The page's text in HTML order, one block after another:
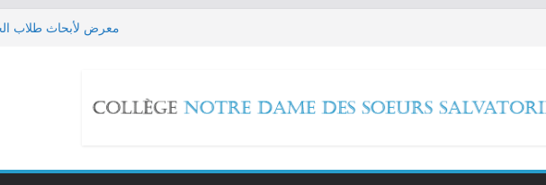
معرض لأبحاث طلاب
مسيرة صلاة بمناسبة تطويب